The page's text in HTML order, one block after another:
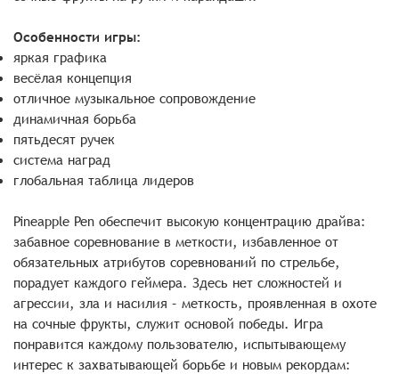
Особенности игры:
яркая графика
весёлая концепция
отличное музыкальное сопровождение
динамичная борьба
пятьдесят ручек
система наград
глобальная таблица лидеров
Pineapple Pen обеспечит высокую концентрацию драйва:
забавное соревнование в меткости, избавленное от
обязательных атрибутов соревнований по стрельбе,
порадует каждого геймера. Здесь нет сложностей и
агрессии, зла и насилия – меткость, проявленная в охоте
на сочные фрукты, служит основой победы. Игра
понравится каждому пользователю, испытывающему
интерес к захватывающей борьбе и новым рекордам: